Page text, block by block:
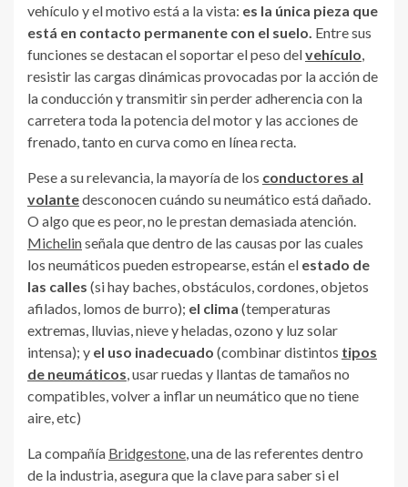
vehículo y el motivo está a la vista: es la única pieza que
está en contacto permanente con el suelo. Entre sus
funciones se destacan el soportar el peso delvehículo
resistir las cargas dinámicas provocadas por la acción de
la conducción y transmitir sin perder adherencia con la
carretera toda la potencia del motor y las acciones de
frenado, tanto en curva como en línea recta.
Pese a su relevancia, la mayoría de los conductores al
volantedesconocen cuándo su neumático está dañado.
O algo que es peor, no le prestan demasiada atención.
Michelinseñala que dentro de las causas por las cuales
los neumáticos pueden estropearse, están el estado de
las calles (si hay baches, obstáculos, cordones, objetos
afilados, lomos de burro); el clima (temperaturas
extremas, lluvias, nieve y heladas, ozono y luz solar
intensa); y el uso inadecuado (combinar distintos tipos
de neumáticos , usar ruedas y llantas de tamaños no
compatibles, volver a inflar un neumático que no tiene
aire, etc)
La compañía Bridgestone , una de las referentes dentro
de la industria, asegura que la clave para saber si el